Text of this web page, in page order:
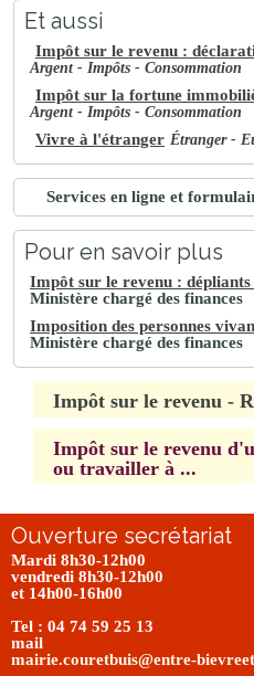
Et aussi
Impôt sur le revenu :
Argent - Impôts - Consommation
Impôt sur la fortune
Argent - Impôts - Consommation
Vivre à l'étranger Étranger -
Services en ligne et
Pour en savoir plus
Impôt sur le revenu :
Ministère chargé des finances
Imposition des personnes
Ministère chargé des finances
Impôt sur le revenu -
Impôt sur le revenu
ou travailler à ...
Ouverture secrétariat
Mardi 8h30-12h00
vendredi 8h30-12h00
et 14h00-16h00
Tel : 04 74 59 25 13
mail
mairie.couretbuis@entre-